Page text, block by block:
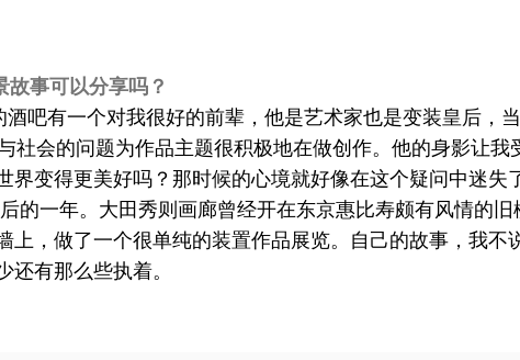
事可以分享吗？
吧有一个对我很好的前辈，他是艺术家也是变装皇后，
社会的问题为作品主题很积极地在做创作。他的身影让我
变得更美好吗？那时候的心境就好像在这个疑问中迷失
的一年。大田秀则画廊曾经开在东京惠比寿颇有风情的
上，做了一个很单纯的装置作品展览。自己的故事，我不
有那么些执着。